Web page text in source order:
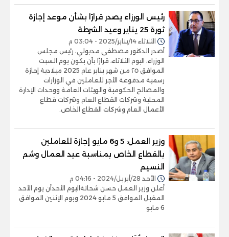
رئيس الورزاء يصدر قرارًا بشأن موعد إجازة
ثورة 25 يناير وعيد الشرطة
الثلاثاء 14/يناير/2025 - 03:04 م
أصدر الدكتور مصطفى مدبولي، رئيس مجلس
الوزراء، اليوم الثلاثاء، قرارًا بأن يكون يوم السبت
الموافق ٢٥ من شهر يناير عام 2025 ميلادية إجازة
رسمية مدفوعة الأجر للعاملين في الوزارات
والمصالح الحكومية والهيئات العامة ووحدات الإدارة
المحلية وشركات القطاع العام وشركات قطاع
الأعمال العام وشركات القطاع الخاص.
وزير العمل: 5 و6 مايو إجازة للعاملين
بالقطاع الخاص بمناسبة عيد العمال وشم
النسيم
الأحد 28/أبريل/2024 - 04:16 م
أعلن وزير العمل حسن شحاتةاليوم الأحدأن يوم الأحد
المقبل الموافق 5 مايو 2024 ويوم الإثنين الموافق
6 مايو